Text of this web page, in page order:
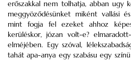
erőszakkal nem tolhatja, abban ugy
meggyöződésünket miként vallási
mint fogja fel ezeket ahhoz
kerüléskor, józan volt-e?
elméjében. Egy szóval,
tahát apa-anya egy szabásu egy